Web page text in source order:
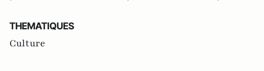
THEMATIQUES
Culture